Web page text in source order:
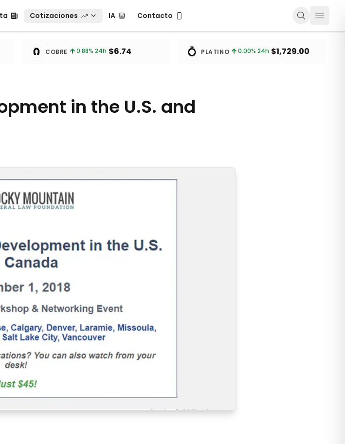
Cotizaciones
Cotizaciones IAIA Contacto
Contacto
🧲 COBRE 0.88% 24h $6.74 💍 PLATINO 0.00% 24h $1,729.00
in the U.S. and